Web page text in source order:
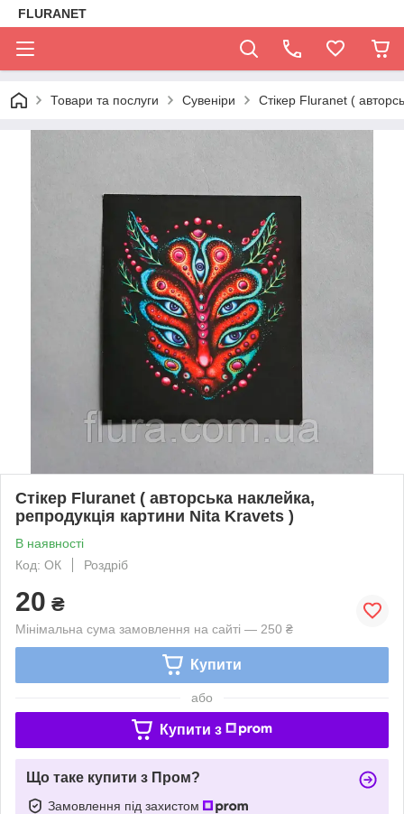
FLURANET
Товари та послуги Сувеніри Стікер Fluranet (
Стікер Fluranet ( авторська наклейка,
репродукція картини Nita Kravets )
В наявності
Код: ОК
Роздріб
20 ₴
Мінімальна сума замовлення на сайті — 250 ₴
Купити
або
Купити з
Що таке купити з Пром?
Замовлення під захистом